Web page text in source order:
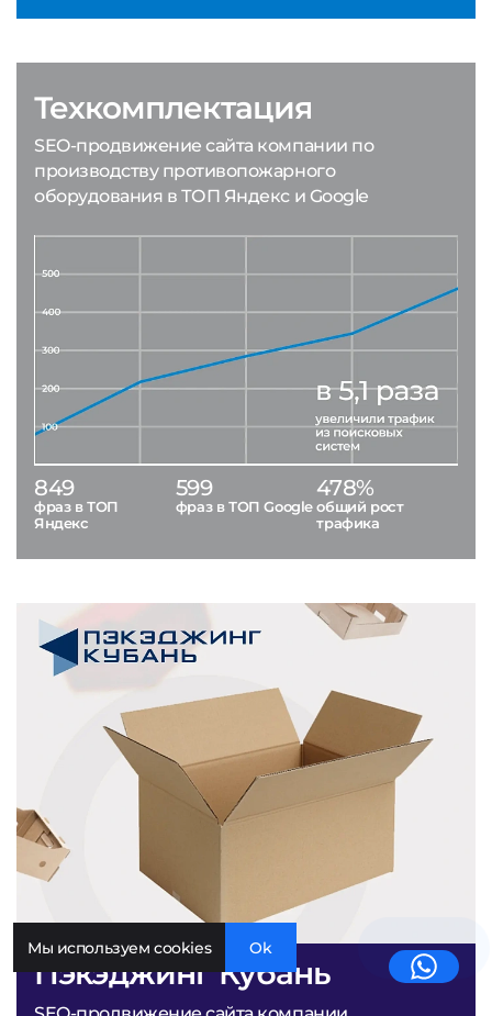
Пэкэджинг Кубань
Техкомплектация
SEO-продвижение сайта компании по
производству противопожарного
оборудования в ТОП Яндекс и Google
849
фраз в ТОП
Яндекс
599
фраз в ТОП Google
478%
общий рост
трафика
Мы используем cookies Ok